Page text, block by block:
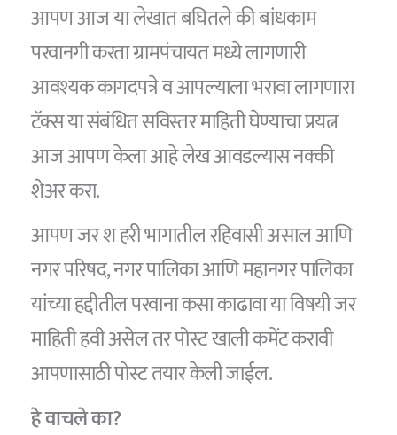
आपण आज या लेखात बघितले की बांधकाम
परवानगी करता ग्रामपंचायत मध्ये लागणारी
आवश्यक कागदपत्रे व आपल्याला भरावा लागणारा
टॅक्स या संबंधित सविस्तर माहिती घेण्याचा प्रयत्न
आज आपण केला आहे लेख आवडल्यास नक्की
शेअर करा.
आपण जर श हरी भागातील रहिवासी असाल आणि
नगर परिषद, नगर पालिका आणि महानगर पालिका
यांच्या हद्दीतील परवाना कसा काढावा या विषयी जर
माहिती हवी असेल तर पोस्ट खाली कमेंट करावी
आपणासाठी पोस्ट तयार केली जाईल.
हे वाचले का?